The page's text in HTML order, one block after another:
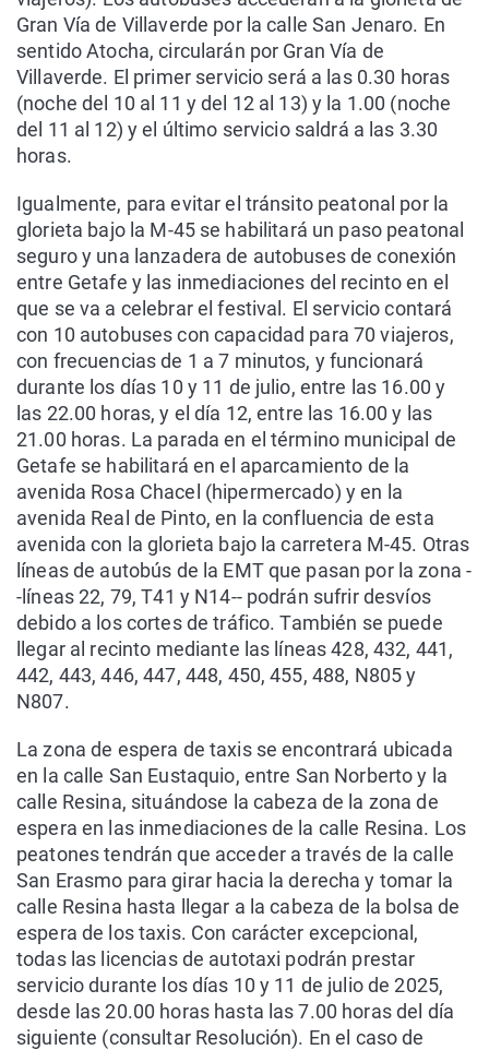
Gran Vía de Villaverde por la calle San Jenaro. En
sentido Atocha, circularán por Gran Vía de
Villaverde. El primer servicio será a las 0.30 horas
(noche del 10 al 11 y del 12 al 13) y la 1.00 (noche
del 11 al 12) y el último servicio saldrá a las 3.30
horas.
Igualmente, para evitar el tránsito peatonal por la
glorieta bajo la M-45 se habilitará un paso peatonal
seguro y una lanzadera de autobuses de conexión
entre Getafe y las inmediaciones del recinto en el
que se va a celebrar el festival. El servicio contará
con 10 autobuses con capacidad para 70 viajeros,
con frecuencias de 1 a 7 minutos, y funcionará
durante los días 10 y 11 de julio, entre las 16.00 y
las 22.00 horas, y el día 12, entre las 16.00 y las
21.00 horas. La parada en el término municipal de
Getafe se habilitará en el aparcamiento de la
avenida Rosa Chacel (hipermercado) y en la
avenida Real de Pinto, en la confluencia de esta
avenida con la glorieta bajo la carretera M-45. Otras
líneas de autobús de la EMT que pasan por la zona -
-líneas 22, 79, T41 y N14-- podrán sufrir desvíos
debido a los cortes de tráfico. También se puede
llegar al recinto mediante las líneas 428, 432, 441,
442, 443, 446, 447, 448, 450, 455, 488, N805 y
N807.
La zona de espera de taxis se encontrará ubicada
en la calle San Eustaquio, entre San Norberto y la
calle Resina, situándose la cabeza de la zona de
espera en las inmediaciones de la calle Resina. Los
peatones tendrán que acceder a través de la calle
San Erasmo para girar hacia la derecha y tomar la
calle Resina hasta llegar a la cabeza de la bolsa de
espera de los taxis. Con carácter excepcional,
todas las licencias de autotaxi podrán prestar
servicio durante los días 10 y 11 de julio de 2025,
desde las 20.00 horas hasta las 7.00 horas del día
siguiente (consultar Resolución). En el caso de